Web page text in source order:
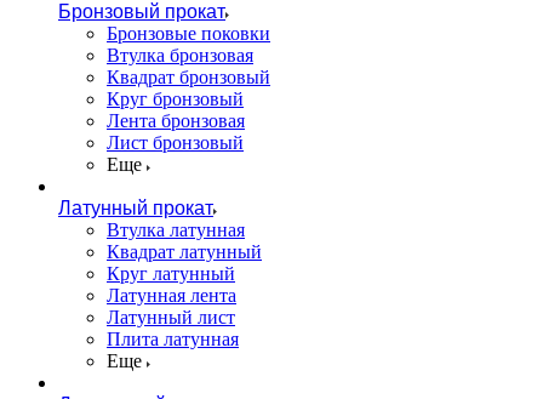
Бронзовый прокат
Бронзовые поковки
Втулка бронзовая
Квадрат бронзовый
Круг бронзовый
Лента бронзовая
Лист бронзовый
Еще
Латунный прокат
Втулка латунная
Квадрат латунный
Круг латунный
Латунная лента
Латунный лист
Плита латунная
Еще